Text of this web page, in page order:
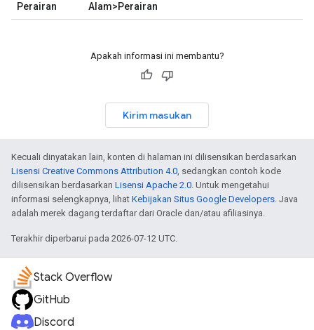
Perairan Alam>Perairan
Apakah informasi ini membantu?
Kirim masukan
Kecuali dinyatakan lain, konten di halaman ini dilisensikan berdasarkan
Lisensi Creative Commons Attribution 4.0, sedangkan contoh kode
dilisensikan berdasarkan Lisensi Apache 2.0. Untuk mengetahui
informasi selengkapnya, lihat Kebijakan Situs Google Developers. Java
adalah merek dagang terdaftar dari Oracle dan/atau afiliasinya.
Terakhir diperbarui pada 2026-07-12 UTC.
Stack Overflow
GitHub
Discord